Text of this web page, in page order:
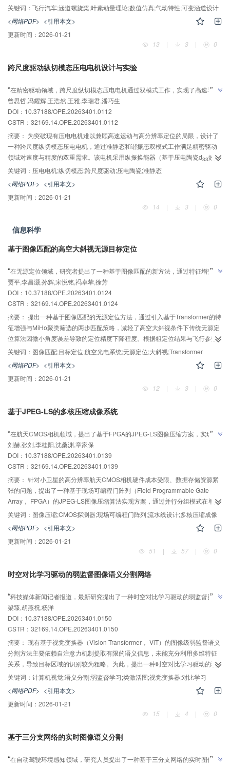
Dynamics， CFD）修正得到满足设计要求的涵道螺旋桨。在飞行汽车悬停工况
下，对涵道螺旋桨进行气动研究，分析了涵道螺旋桨与孤立螺旋桨的气动性
能。结果表明，涵道螺旋桨通过抑制叶尖涡以及利用涵道产生附加升力，总拉
力较孤立螺旋桨提升11.1%，功率消耗降低10.5%。为优化悬停工况下涵道螺旋
桨性能，提出一种可变涵道螺旋桨设计，通过动态调节喇叭口扩张角，实现悬
CFD修正的高精度设计方法，为飞行汽车推进系统的高效气动设计提供了理论
关键词： 飞行汽车;涵道螺旋桨;叶素动量理论;数值仿真;气动特性;可变涵道设计
<网络PDF> <引用本文>
更新时间： 2026-01-21
13
| 3 | 0
跨尺度驱动纵切模态压电电机设计与实验
“在精密驱动领域，跨尺度纵切模态压电电机通过双模式工作，实现了高速与高
精度的兼容，为跨尺度精密定位驱动提供了有效技术方案。
”
曾思哲,冯耀辉,王浩然,王雅,李瑞君,潘巧生
DOI：10.37188/OPE.20263401.0112
CSTR： 32169.14.OPE.20263401.0112
摘要： 为突破现有压电电机难以兼顾高速运动与高分辨率定位的局限，设计了
一种跨尺度纵切模态压电电机，通过准静态和谐振态双模式工作满足精密驱动
领域对速度与精度的双重需求。该电机采用纵振换能器（基于压电陶瓷d33效
应）和夹心式剪切换能器（基于压电陶瓷d15效应）复合的定子结构，利用同频
正交振动合成驱动足椭圆运动轨迹。通过有限元仿真优化关键参数：针对准静
态模式，将第一级铰链刚度设计为 16.66 N/µm，以提升位移输出效率；针对谐
振态模式，调整结构参数实现纵振（7 829.6 Hz）与弯振（7 860.7 Hz）模态频
率简并。实验结果表明：在准静态激励下（频率800 Hz、预压力0.38 N），电
780 Hz、相位差30 °），最大空载速度达125.33 mm/s，最高负载为0.45 N。
该电机在速度（125.33 mm/s）和分辨率（39 nm）上均显著优于传统单一模式
电机，解决了高速与高精度难以兼容的难题，为跨尺度精密定位驱动提供了有
关键词： 压电电机;纵切模态;跨尺度驱动;压电陶瓷;准静态
<网络PDF> <引用本文>
更新时间： 2026-01-21
14
| 3 | 0
信息科学
基于图像匹配的高空大斜视无源目标定位
“在无源定位领域，研究者提出了一种基于图像匹配的新方法，通过特征增强和
聚类筛选策略，显著提升了定位精度，为该技术的发展提供了新方向。
”
贾平,李昌灏,孙辉,宋悦铭,祃卓荦,徐芳
DOI：10.37188/OPE.20263401.0124
CSTR： 32169.14.OPE.20263401.0124
摘要： 提出一种基于图像匹配的无源定位方法，通过引入基于Transformer的特
征增强与MiHo聚类筛选的两步匹配策略，减轻了高空大斜视条件下传统无源定
位算法因微小角度误差导致的定位精度下降程度。根据粗定位结果与飞行参数
对航拍图像进行近似正射变换，并截取对应区域的卫星图像。采用RepVGG提
取图像粗特征，通过互最近邻实现初步匹配，并结合MiHo与归一化互相关
（Normalized Cross Correlation， NCC）筛选匹配点对。最后，借助
Transformer模块完成精细化匹配，再根据精匹配结果构建角度误差修正矩阵，
多次迭代修正系统误差。实验结果表明，所提方法的定位精度较传统方法有较
可维持在120 m左右。该方法突破了传统无源定位对角度精度的高度依赖，验证
关键词： 图像匹配;目标定位;航空光电系统;无源定位;大斜视;Transformer
<网络PDF> <引用本文>
更新时间： 2026-01-21
12
| 3 | 0
基于JPEG-LS的多核压缩成像系统
“在航天CMOS相机领域，提出了基于FPGA的JPEG-LS图像压缩方案，实现了
高分辨率成像系统的实时压缩，满足了遥感图像压缩速率和质量需求。
”
刘赫,张刘,李桂阳,沈桑渊,章家保
DOI：10.37188/OPE.20263401.0139
CSTR： 32169.14.OPE.20263401.0139
摘要： 针对小卫星的高分辨率航天CMOS相机硬件成本受限、数据存储资源紧
张的问题，提出了一种基于现场可编程门阵列（Field Programmable Gate
Array， FPGA）的JPEG-LS图像压缩算法实现方案，通过并行分组模式在单片
FPGA上构建了多核实时压缩成像系统。利用FPGA接收CMOS探测器输出的多
通道高速图像数据，采用十一级流水线实现JPEG-LS图像压缩算法，并计算其
编码参数和优化上下文更新部分的结构，以缩短关键路径。最后，利用多个
JPEG-LS图像压缩核对CMOS探测器输出的多通道高速图像数据进行分组并行
压缩。实验结果表明，在当前系统中，改进后的JPEG-LS图像压缩核最高运行
压图像的峰值信噪比为50 dB左右，基本满足遥感图像压缩速率和质量需求。本
关键词： 图像压缩;CMOS探测器;现场可编程门阵列;流水线设计;多核压缩成像
<网络PDF> <引用本文>
更新时间： 2026-01-21
51
| 57 | 0
时空对比学习驱动的弱监督图像语义分割网络
“科技媒体新闻记者报道，最新研究提出了一种时空对比学习驱动的弱监督图像
语义分割网络，通过挖掘时间、空间监督信息，提高分割精度。实验结果表
明，在PASCAL VOC和MS COCO数据集上的平均交并比分别达到72.7%以及
43.6%，证明了所提出方法的优越性。”
”
梁臻,胡燕祝,杨洋
DOI：10.37188/OPE.20263401.0150
CSTR： 32169.14.OPE.20263401.0150
摘要： 现有基于视觉变换器（Vision Transformer， ViT）的图像级弱监督语义
分割方法主要依赖自注意力机制提取有限的语义信息，未能充分利用多维特征
关系，导致目标区域的识别较为粗略。为此，提出一种时空对比学习驱动的弱
监督图像语义分割网络（Spatio-temporal Contrastive Learning， STCL），旨
在通过时间、空间角度挖掘监督信息，以提高分割精度。通过ViT的令牌机制，
引入了空间特征对比学习模块，结合补丁级令牌和类级令牌对比策略，深入探
索图像空间中隐含的语义特征关系；设计了时间上下文对比学习模块，通过构
建记忆库，利用历史图像分割中的先验知识来指导当前语义分割任务，并建立
辨识能力。实验结果表明，在PASCAL VOC和MS COCO数据集上的平均交并
关键词： 计算机视觉;语义分割;弱监督学习;类激活图;视觉变换器;对比学习
<网络PDF> <引用本文>
更新时间： 2026-01-21
15
| 4 | 0
基于三分支网络的实时图像语义分割
“在自动驾驶环境感知领域，研究人员提出了一种基于三分支网络的实时图像语
”